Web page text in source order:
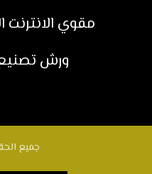
مقوي
ورش
جميع